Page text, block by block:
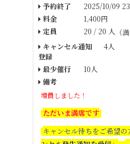
予約終了
2025/10/09
料金
1,400円
定員
20 / 20 人 （
キャンセル通知
登録
4人
最少催行
10人
備考
増員しました！
ただいま満席です
キャンセル待ちをご希望の